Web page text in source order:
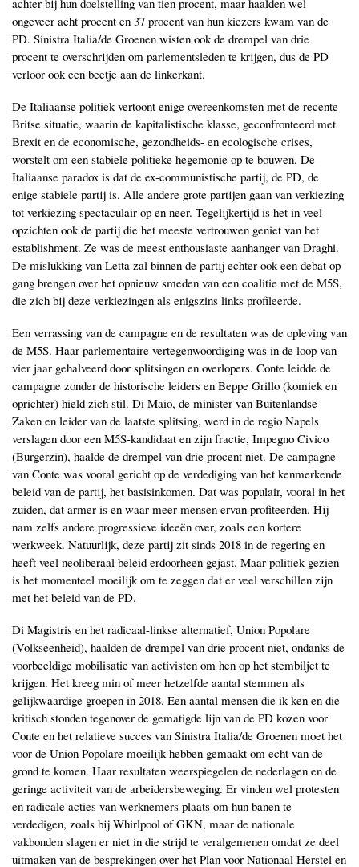
ongeveer acht procent en 37 procent van hun kiezers kwam van de
PD. Sinistra Italia/de Groenen wisten ook de drempel van drie
procent te overschrijden om parlementsleden te krijgen, dus de PD
verloor ook een beetje aan de linkerkant.
De Italiaanse politiek vertoont enige overeenkomsten met de recente
Britse situatie, waarin de kapitalistische klasse, geconfronteerd met
Brexit en de economische, gezondheids- en ecologische crises,
worstelt om een stabiele politieke hegemonie op te bouwen. De
Italiaanse paradox is dat de ex-communistische partij, de PD, de
enige stabiele partij is. Alle andere grote partijen gaan van verkiezing
tot verkiezing spectaculair op en neer. Tegelijkertijd is het in veel
opzichten ook de partij die het meeste vertrouwen geniet van het
establishment. Ze was de meest enthousiaste aanhanger van Draghi.
De mislukking van Letta zal binnen de partij echter ook een debat op
gang brengen over het opnieuw smeden van een coalitie met de M5S,
die zich bij deze verkiezingen als enigszins links profileerde.
Een verrassing van de campagne en de resultaten was de opleving van
de M5S. Haar parlementaire vertegenwoordiging was in de loop van
vier jaar gehalveerd door splitsingen en overlopers. Conte leidde de
campagne zonder de historische leiders en Beppe Grillo (komiek en
oprichter) hield zich stil. Di Maio, de minister van Buitenlandse
Zaken en leider van de laatste splitsing, werd in de regio Napels
verslagen door een M5S-kandidaat en zijn fractie, Impegno Civico
(Burgerzin), haalde de drempel van drie procent niet. De campagne
van Conte was vooral gericht op de verdediging van het kenmerkende
beleid van de partij, het basisinkomen. Dat was populair, vooral in het
zuiden, dat armer is en waar meer mensen ervan profiteerden. Hij
nam zelfs andere progressieve ideeën over, zoals een kortere
werkweek. Natuurlijk, deze partij zit sinds 2018 in de regering en
heeft veel neoliberaal beleid erdoorheen gejast. Maar politiek gezien
is het momenteel moeilijk om te zeggen dat er veel verschillen zijn
met het beleid van de PD.
Di Magistris en het radicaal-linkse alternatief, Union Popolare
(Volkseenheid), haalden de drempel van drie procent niet, ondanks de
voorbeeldige mobilisatie van activisten om hen op het stembiljet te
krijgen. Het kreeg min of meer hetzelfde aantal stemmen als
gelijkwaardige groepen in 2018. Een aantal mensen die ik ken en die
kritisch stonden tegenover de gematigde lijn van de PD kozen voor
Conte en het relatieve succes van Sinistra Italia/de Groenen moet het
voor de Union Popolare moeilijk hebben gemaakt om echt van de
grond te komen. Haar resultaten weerspiegelen de nederlagen en de
geringe activiteit van de arbeidersbeweging. Er vinden wel protesten
en radicale acties van werknemers plaats om hun banen te
verdedigen, zoals bij Whirlpool of GKN, maar de nationale
vakbonden slagen er niet in die strijd te veralgemenen omdat ze deel
uitmaken van de besprekingen over het Plan voor Nationaal Herstel en